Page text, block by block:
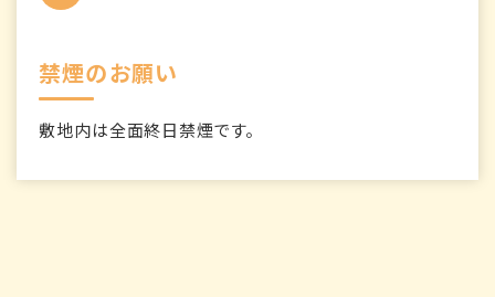
禁煙のお願い
敷地内は全面終日禁煙です。